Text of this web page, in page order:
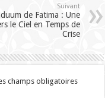
Suivant
de Fatima : Une
le Ciel en Temps de
Crise
champs obligatoires